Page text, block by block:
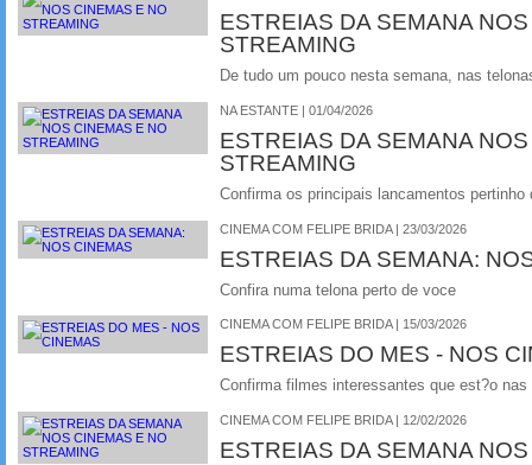
ESTREIAS DA SEMANA
STREAMING
De tudo um pouco nesta semana, nas
NA ESTANTE | 01/04/2026
ESTREIAS DA SEMANA
STREAMING
Confirma os principais lancamentos
CINEMA COM FELIPE BRIDA | 23/03/2026
ESTREIAS DA SEMANA:
Confira numa telona perto de voce
CINEMA COM FELIPE BRIDA | 15/03/2026
ESTREIAS DO MES - NOS
Confirma filmes interessantes que est?o nas
CINEMA COM FELIPE BRIDA | 12/02/2026
ESTREIAS DA SEMANA